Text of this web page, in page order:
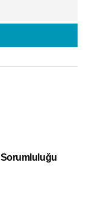
Sorumluluğu